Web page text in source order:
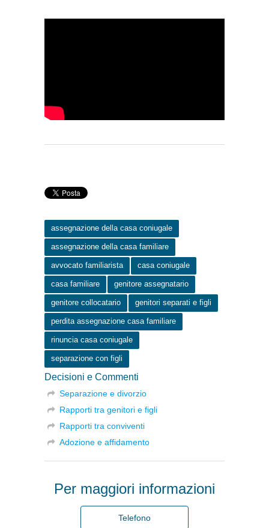
assegnazione della casa coniugale
assegnazione della casa familiare
avvocato familiarista casa coniugale
casa familiare genitore assegnatario
genitore collocatario genitori separati e figli
perdita assegnazione casa familiare
rinuncia casa coniugale
separazione con figli
Decisioni e Commenti
Separazione e divorzio
Rapporti tra genitori e figli
Rapporti tra conviventi
Adozione e affidamento
Per maggiori informazioni
Telefono